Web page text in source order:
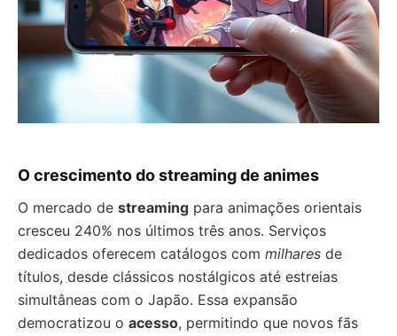
O crescimento do streaming de animes
O mercado de streaming para animações orientais
cresceu 240% nos últimos três anos. Serviços
dedicados oferecem catálogos com milhares de
títulos, desde clássicos nostálgicos até estreias
simultâneas com o Japão. Essa expansão
democratizou o acesso, permitindo que novos fãs